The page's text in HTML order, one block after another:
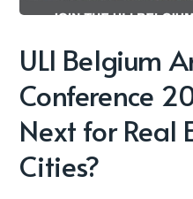
ULI Belgium
Conference
Next for Real
Cities?